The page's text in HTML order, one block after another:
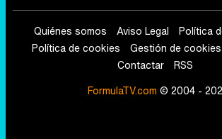
Quiénes somos Aviso Legal
Política
Política de cookies
Gestión de cookies
Contactar
RSS
FormulaTV.com © 2004 -